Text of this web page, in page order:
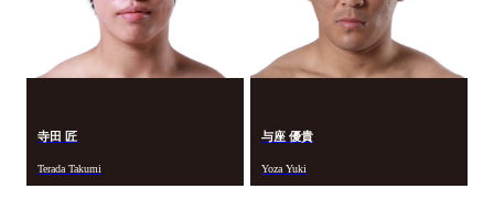
寺田 匠
Terada Takumi
与座 優貴
Yoza Yuki